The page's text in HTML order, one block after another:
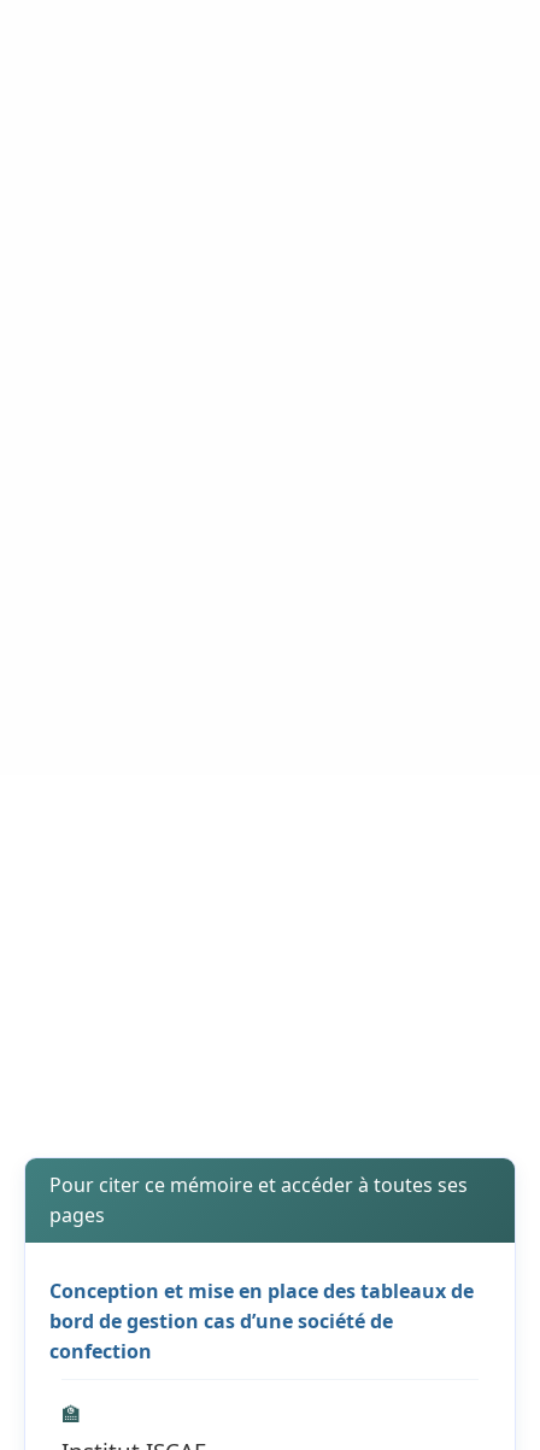
Pour citer ce mémoire et accéder à toutes ses
pages
Conception et mise en place des tableaux de
bord de gestion cas d’une société de
confection
🏫